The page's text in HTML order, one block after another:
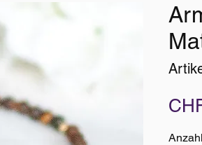
Anzahl